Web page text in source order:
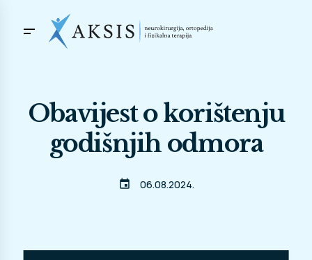
Obavijest o korištenju
godišnjih odmora
event 06.08.2024.